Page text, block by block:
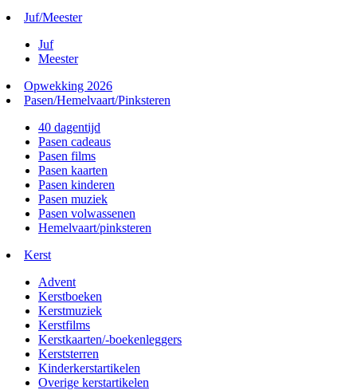
Juf/Meester
Juf
Meester
Opwekking 2026
Pasen/Hemelvaart/Pinksteren
40 dagentijd
Pasen cadeaus
Pasen films
Pasen kaarten
Pasen kinderen
Pasen muziek
Pasen volwassenen
Hemelvaart/pinksteren
Kerst
Advent
Kerstboeken
Kerstmuziek
Kerstfilms
Kerstkaarten/-boekenleggers
Kerststerren
Kinderkerstartikelen
Overige kerstartikelen